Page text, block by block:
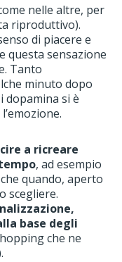
nelle altre, per
riproduttivo).
di piacere e
questa sensazione
Tanto
minuto dopo
dopamina si è
a ricreare
, ad esempio
quando, aperto
scegliere.
base degli
che ne